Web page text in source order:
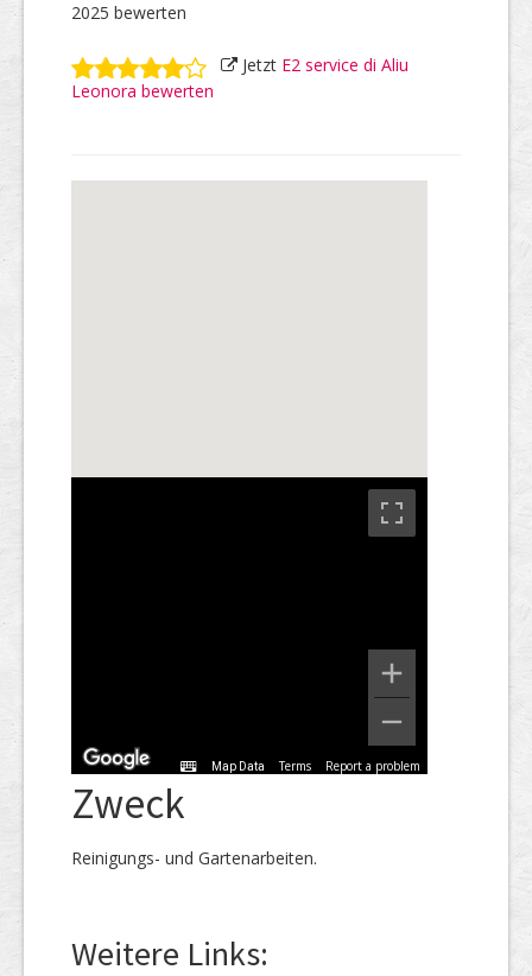
2025 bewerten
Jetzt E2 service di Aliu
Leonora bewerten
Map Data Terms Report a problem
Zweck
Reinigungs- und Gartenarbeiten.
Weitere Links: